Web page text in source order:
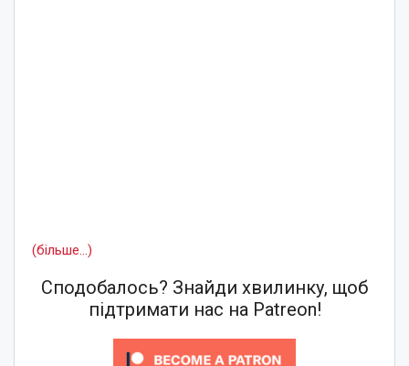
(більше…)
Сподобалось? Знайди хвилинку, щоб
підтримати нас на Patreon!